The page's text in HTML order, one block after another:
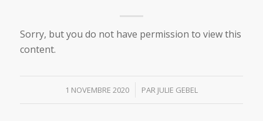
Sorry, but you do not have permission to view this
content.
1 NOVEMBRE 2020
/ PAR JULIE GEBEL